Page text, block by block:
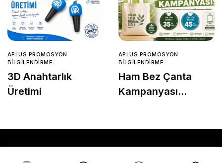
APLUS PROMOSYON
BILGILENDIRME
3D Anahtarlık
Üretimi
APLUS PROMOSYON
BILGILENDIRME
Ham Bez Çanta
Kampanyası